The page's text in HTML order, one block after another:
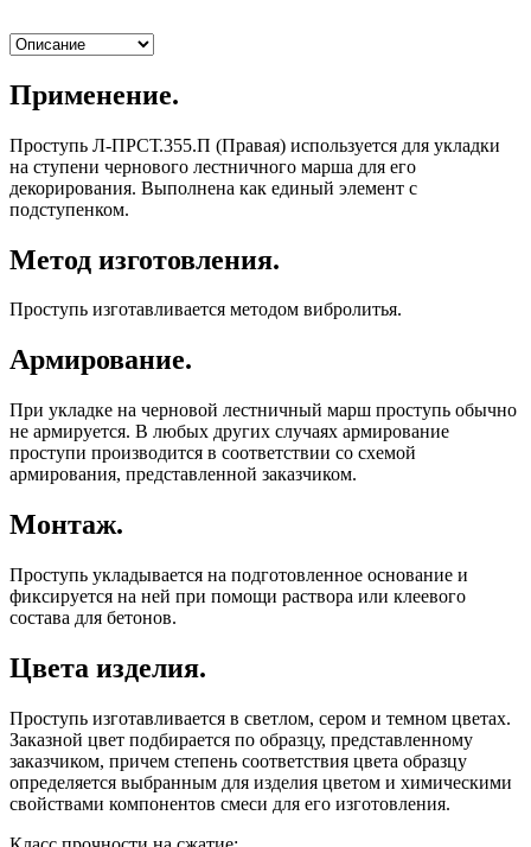
Применение.
Проступь Л-ПРСТ.355.П (Правая) используется для укладки
на ступени чернового лестничного марша для его
декорирования. Выполнена как единый элемент с
подступенком.
Метод изготовления.
Проступь изготавливается методом вибролитья.
Армирование.
При укладке на черновой лестничный марш проступь обычно
не армируется. В любых других случаях армирование
проступи производится в соответствии со схемой
армирования, представленной заказчиком.
Монтаж.
Проступь укладывается на подготовленное основание и
фиксируется на ней при помощи раствора или клеевого
состава для бетонов.
Цвета изделия.
Проступь изготавливается в светлом, сером и темном цветах.
Заказной цвет подбирается по образцу, представленному
заказчиком, причем степень соответствия цвета образцу
определяется выбранным для изделия цветом и химическими
свойствами компонентов смеси для его изготовления.